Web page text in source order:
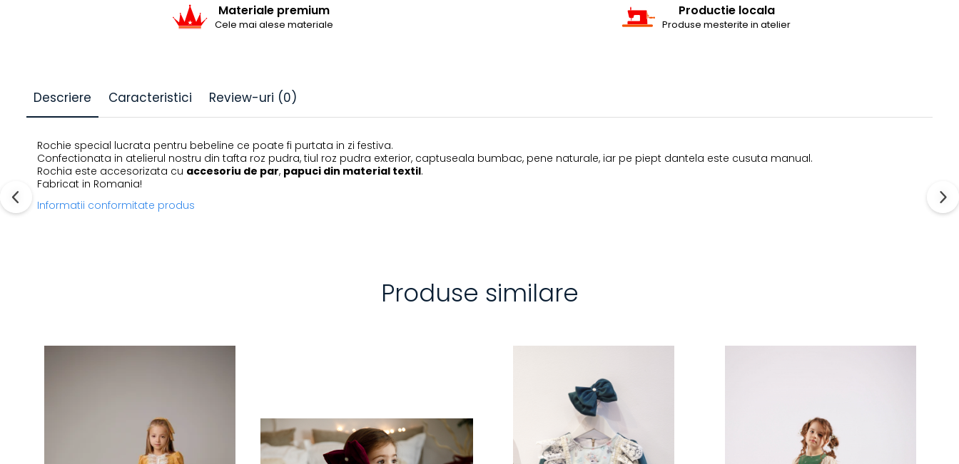
Materiale premium
Cele mai alese materiale
Productie locala
Produse mesterite in atelier
Descriere Caracteristici Review-uri (0)
Rochie special lucrata pentru bebeline ce poate fi purtata in zi festiva.
Confectionata in atelierul nostru din tafta roz pudra, tiul roz pudra exterior, captuseala bumbac, pene naturale, iar pe piept dantela este cusuta manual.
Rochia este accesorizata cu accesoriu de par, papuci din material textil.
Fabricat in Romania!
Informatii conformitate produs
Produse similare